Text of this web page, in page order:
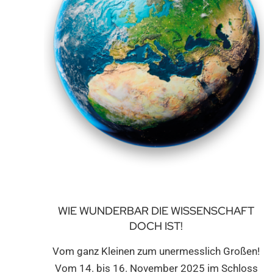
WIE WUNDERBAR DIE WISSENSCHAFT
DOCH IST!
Vom ganz Kleinen zum unermesslich Großen!
Vom 14. bis 16. November 2025 im Schloss